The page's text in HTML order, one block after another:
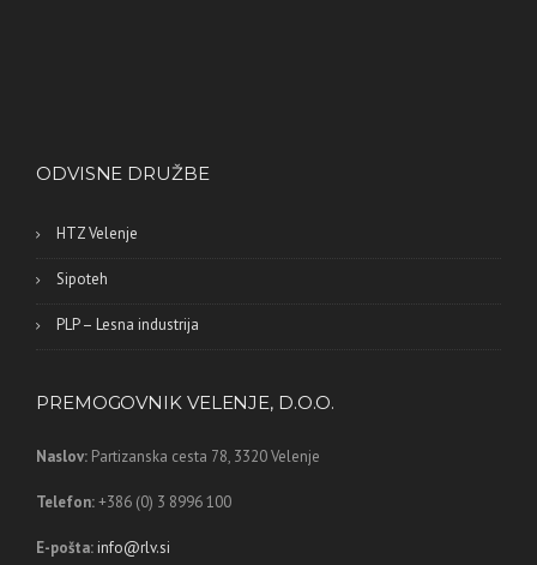
ODVISNE DRUŽBE
HTZ Velenje
Sipoteh
PLP – Lesna industrija
PREMOGOVNIK VELENJE, D.O.O.
Naslov: Partizanska cesta 78, 3320 Velenje
Telefon:+386 (0) 3 8996 100
E-pošta: info@rlv.si